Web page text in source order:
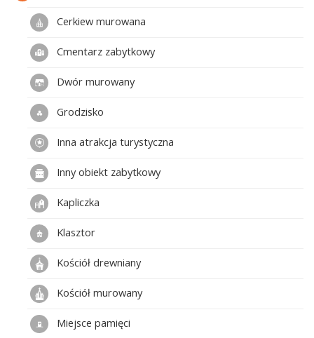
Cerkiew murowana
Cmentarz zabytkowy
Dwór murowany
Grodzisko
Inna atrakcja turystyczna
Inny obiekt zabytkowy
Kapliczka
Klasztor
Kościół drewniany
Kościół murowany
Miejsce pamięci